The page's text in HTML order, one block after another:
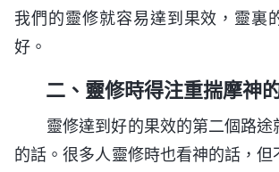
我們的靈修就容易達到果效，靈裏
好。
二、靈修時得注重揣摩神
靈修達到好的果效的第二個路途
的話。很多人靈修時也看神的話，但